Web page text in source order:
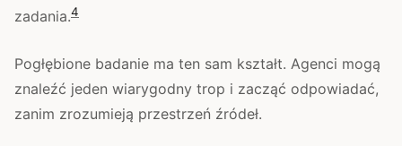
zadania.4
Pogłębione badanie ma ten sam kształt. Agenci mogą
znaleźć jeden wiarygodny trop i zacząć odpowiadać,
zanim zrozumieją przestrzeń źródeł.